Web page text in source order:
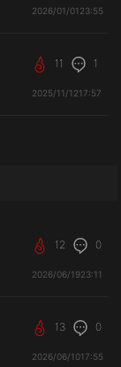
2026/01/01 23:55
11 1
2025/11/1217:57
12 0
2026/06/1923:11
13 0
2026/06/1017:55